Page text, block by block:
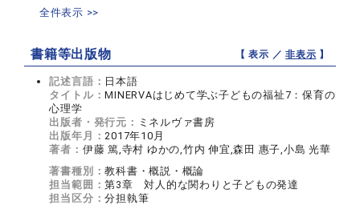
全件表示 >>
書籍等出版物 【 表示 ／非表示 】
記述言語： 日本語
タイトル：MINERVAはじめて学ぶ子どもの福祉7：保育の
心理学
出版者・発行元： ミネルヴァ書房
出版年月：2017年10月
著者： 伊藤 篤,寺村 ゆかの,竹内 伸宜,森田 惠子,小島 光華
著書種別：教科書・概説・概論
担当範囲：第3章 対人的な関わりと子どもの発達
担当区分：分担執筆